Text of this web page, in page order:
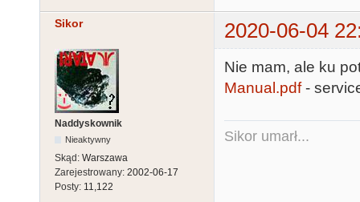
Sikor 2020-06-04
Naddyskownik
Nieaktywny
Skąd: Warszawa
Zarejestrowany: 2002-06-17
Posty: 11,122
Nie mam, ale ku
Manual.pdf-
Sikor umarł...